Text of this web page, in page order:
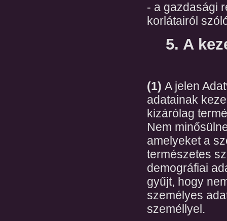
- a gazdasági
korlátairól
5. A
(1) A jelen
adatainak
kizárólag
Nem
amelyeket a
természetes
demográfiai
gyűjt, hogy
személyes
személlyel.